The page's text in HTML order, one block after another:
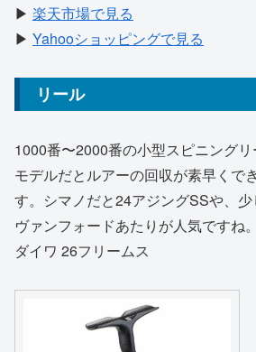
▶ 楽天市場で見る
▶ Yahooショッピングで見る
リール
1000番〜2000番の小型スピニング
モデルだとルアーの回収が素早くで
す。シマノだと24アジングSSや、
ヴァンフォードあたりが人気ですね。
ダイワ 26フリームス